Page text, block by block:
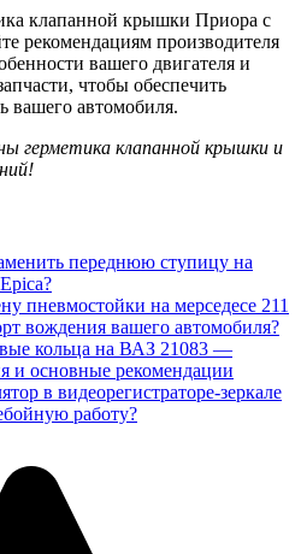
клапанной крышки Приора с
рекомендациям производителя
вашего двигателя и
чтобы обеспечить
вашего автомобиля.
герметика клапанной крышки и
переднюю ступицу на
пневмостойки на мерседесе 211
вождения вашего автомобиля?
кольца на ВАЗ 21083 —
и основные рекомендации
в видеорегистраторе-зеркале
работу?